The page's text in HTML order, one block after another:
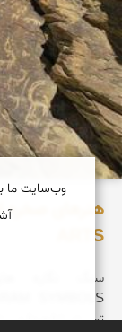
ARTS
توست. ترا صدا می زنند. زندگی تو ، به تو می گوید و...
وب‌سایت ما